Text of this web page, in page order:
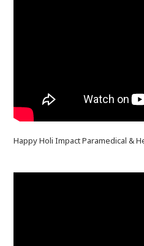
Happy Holi Impact Paramedical &